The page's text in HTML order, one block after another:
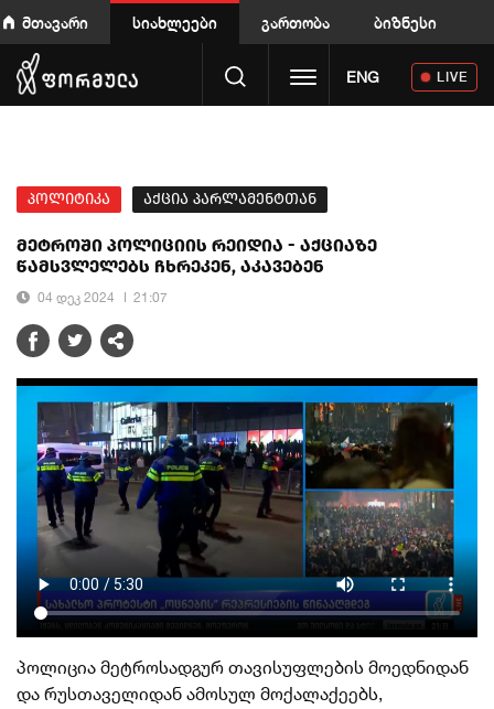
მთავარი სიახლეები გართობა ბიზნესი
Toggle navigation
ENG LIVE
პოლიტიკა აქცია პარლამენტთან
მეტროში პოლიციის რეიდია - აქციაზე
წამსვლელებს ჩხრეკენ, აკავებენ
04 დეკ 2024 21:07
პოლიცია მეტროსადგურ თავისუფლების მოედნიდან
და რუსთაველიდან ამოსულ მოქალაქეებს,